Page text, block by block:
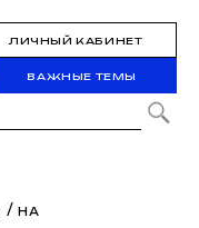
ЛИЧНЫЙ КАБИНЕТ
ВАЖНЫЕ ТЕМЫ
/ НА